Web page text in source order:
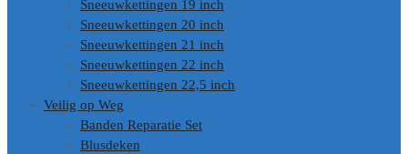
Sneeuwkettingen 19 inch
Sneeuwkettingen 20 inch
Sneeuwkettingen 21 inch
Sneeuwkettingen 22 inch
Sneeuwkettingen 22,5 inch
Veilig op Weg
Banden Reparatie Set
Blusdeken